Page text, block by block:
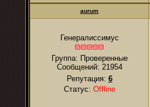
аurum
Генералиссимус
Группа: Проверенные
Сообщений: 21954
Репутация: 6
Статус: Offline